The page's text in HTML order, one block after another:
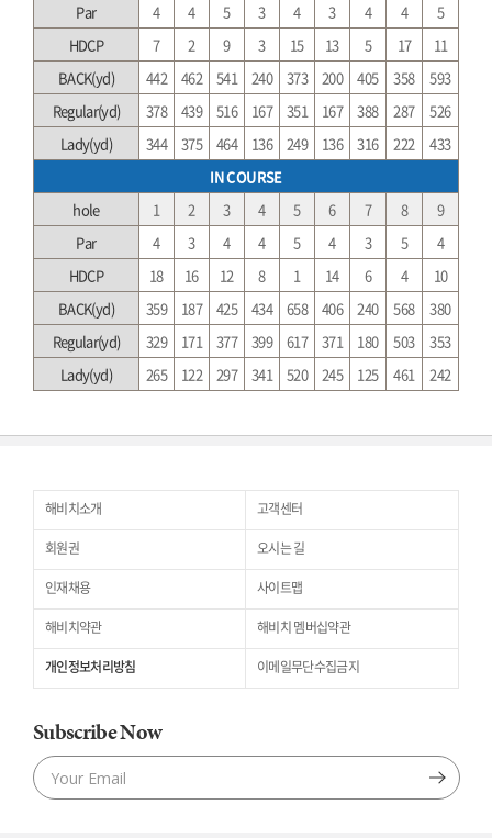
Par
4 4 5 3 4 3 4 4
5
HDCP
7 2 9 3 15 13 5 17
11
BACK(yd)
442 462 541 240 373 200 405 358
593
Regular(yd)
378 439 516 167 351 167 388 287
526
Lady(yd)
344 375 464 136 249 136 316 222
433
IN COURSE
hole
1 2 3 4 5 6 7 8
9
Par
4 3 4 4 5 4 3 5
4
HDCP
18 16 12 8 1 14 6 4
10
BACK(yd)
359 187 425 434 658 406 240 568
380
Regular(yd)
329 171 377 399 617 371 180 503
353
Lady(yd)
265 122 297 341 520 245 125 461 242
해비치소개 고객센터
회원권 오시는 길
인재채용 사이트맵
해비치약관 해비치 멤버십약관
개인정보처리방침 이메일무단수집금지
Subscribe Now